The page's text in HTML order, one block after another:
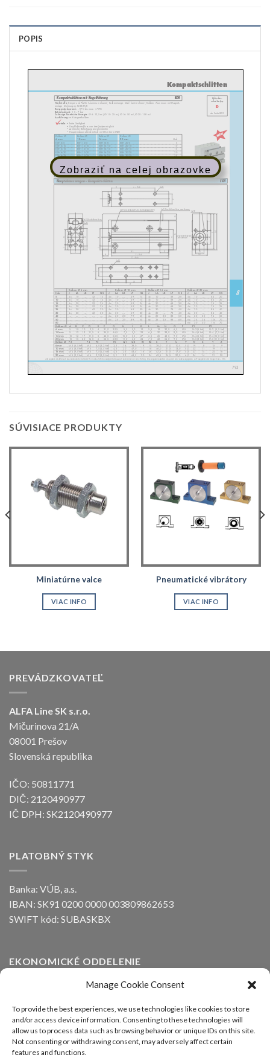
Manage Cookie Consent
To provide the best experiences, we use technologies like cookies to store
and/or access device information. Consenting to these technologies will
allow us to process data such as browsing behavior or unique IDs on this site.
Not consenting or withdrawing consent, may adversely affect certain
features and functions.
POPIS
Zobraziť na celej obrazovke
SÚVISIACE PRODUKTY
Miniatúrne valce
VIAC INFO
Pneumatické vibrátory
VIAC INFO
PREVÁDZKOVATEĽ
ALFA Line SK s.r.o.
Mičurinova 21/A
08001 Prešov
Slovenská republika
IČO: 50811771
DIČ: 2120490977
IČ DPH: SK2120490977
PLATOBNÝ STYK
Banka: VÚB, a.s.
IBAN: SK91 0200 0000 003809862653
SWIFT kód: SUBASKBX
EKONOMICKÉ ODDELENIE
email:info@alfaline.sk
Tel.: +421(0)910 871 623